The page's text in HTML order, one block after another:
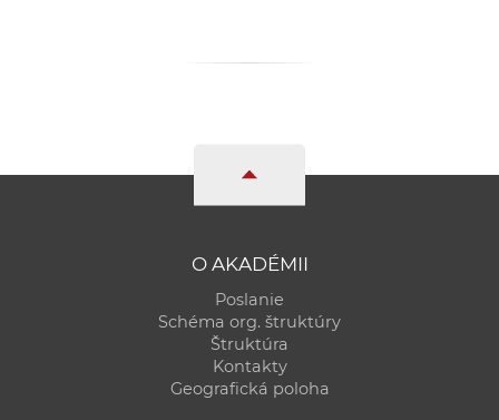
O AKADÉMII
Poslanie
Schéma org. štruktúry
Štruktúra
Kontakty
Geografická poloha